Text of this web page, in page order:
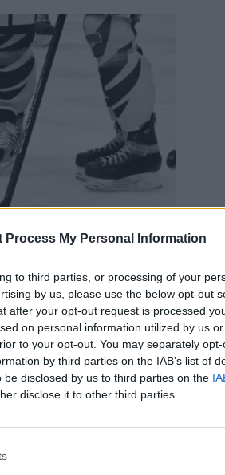
Process My Personal Information
to third parties, or processing of your
by us, please use the below opt-out
after your opt-out request is processed
on personal information utilized by us
to your opt-out. You may separately
by third parties on the IAB’s list of
disclosed by us to third parties on the
disclose it to other third parties.
sarjatasolla
myöntää Jokereille